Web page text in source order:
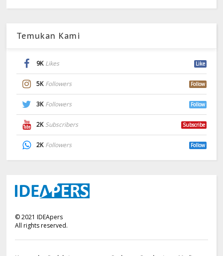
Temukan Kami
9K Likes Like
5K Followers Follow
3K Followers Follow
2K Subscribers Subscribe
2K Followers Follow
©2021 IDEApers
All rights reserved.